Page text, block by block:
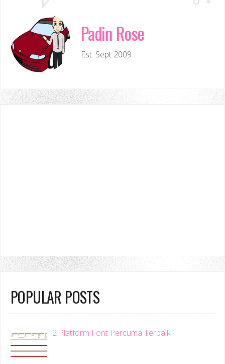
Padin Rose
Est. Sept 2009
POPULAR POSTS
2 Platform Font Percuma Terbaik